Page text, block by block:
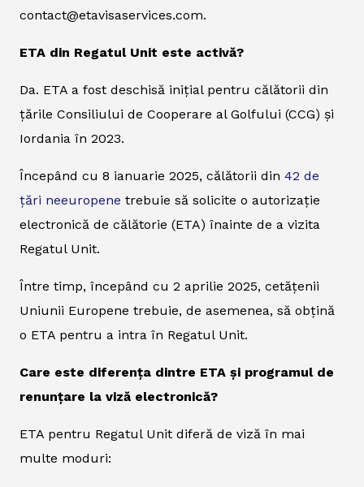
contact@etavisaservices.com.
ETA din Regatul Unit este activă?
Da. ETA a fost deschisă inițial pentru călătorii din
țările Consiliului de Cooperare al Golfului (CCG) și
Iordania în 2023.
Începând cu 8 ianuarie 2025, călătorii din 42 de
țări neeuropene trebuie să solicite o autorizație
electronică de călătorie (ETA) înainte de a vizita
Regatul Unit.
Între timp, începând cu 2 aprilie 2025, cetățenii
Uniunii Europene trebuie, de asemenea, să obțină
o ETA pentru a intra în Regatul Unit.
Care este diferența dintre ETA și programul de
renunțare la viză electronică?
ETA pentru Regatul Unit diferă de viză în mai
multe moduri: